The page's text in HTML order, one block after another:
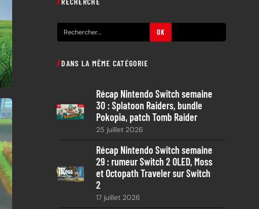
e
h
c
h
OK
DANS LA MÊME CATÉGORIE
Récap Nintendo Switch semaine
30 : Splatoon Raiders, bundle
Pokopia, patch Tomb Raider
25 juillet 2026
Récap Nintendo Switch semaine
29 : rumeur Switch 2 OLED, Moss
et Octopath Traveler sur Switch
2
17 juillet 2026